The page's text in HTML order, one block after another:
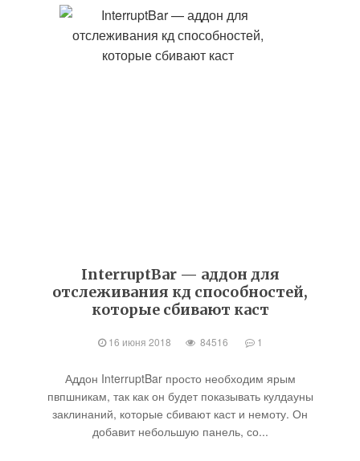
InterruptBar — аддон для
отслеживания кд способностей,
которые сбивают каст
16 июня 2018 84516 1
Аддон InterruptBar просто необходим ярым
пвпшникам, так как он будет показывать кулдауны
заклинаний, которые сбивают каст и немоту. Он
добавит небольшую панель, со...